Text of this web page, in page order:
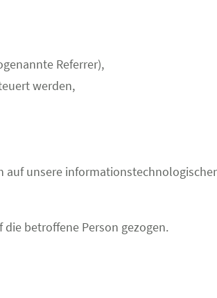
Referrer),
werden,
auf unsere
betroffene Person gezogen.